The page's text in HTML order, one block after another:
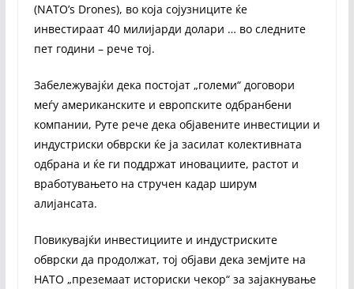
(NATO’s Drones), во која сојузниците ќе
инвестираат 40 милијарди долари … во следните
пет години – рече тој.
Забележувајќи дека постојат „големи“ договори
меѓу американските и европските одбранбени
компании, Руте рече дека објавените инвестиции и
индустриски обврски ќе ја засилат колективната
одбрана и ќе ги поддржат иновациите, растот и
вработувањето на стручен кадар ширум
алијансата.
Повикувајќи инвестициите и индустриските
обврски да продолжат, тој објави дека земјите на
НАТО „преземаат историски чекор“ за зајакнување